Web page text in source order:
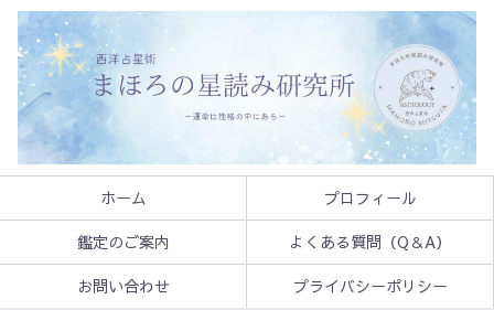
ホーム
プロフィール
鑑定のご案内
よくある質問（Q＆A）
お問い合わせ
プライバシーポリシー